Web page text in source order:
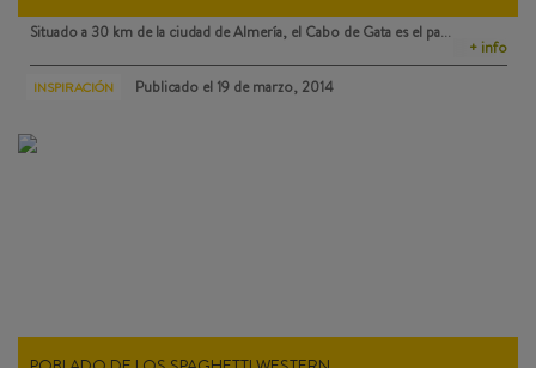
Situado a 30 km de la ciudad de Almería, el Cabo de Gata es el pa…
+ info
INSPIRACIÓN Publicado el 19 de marzo, 2014